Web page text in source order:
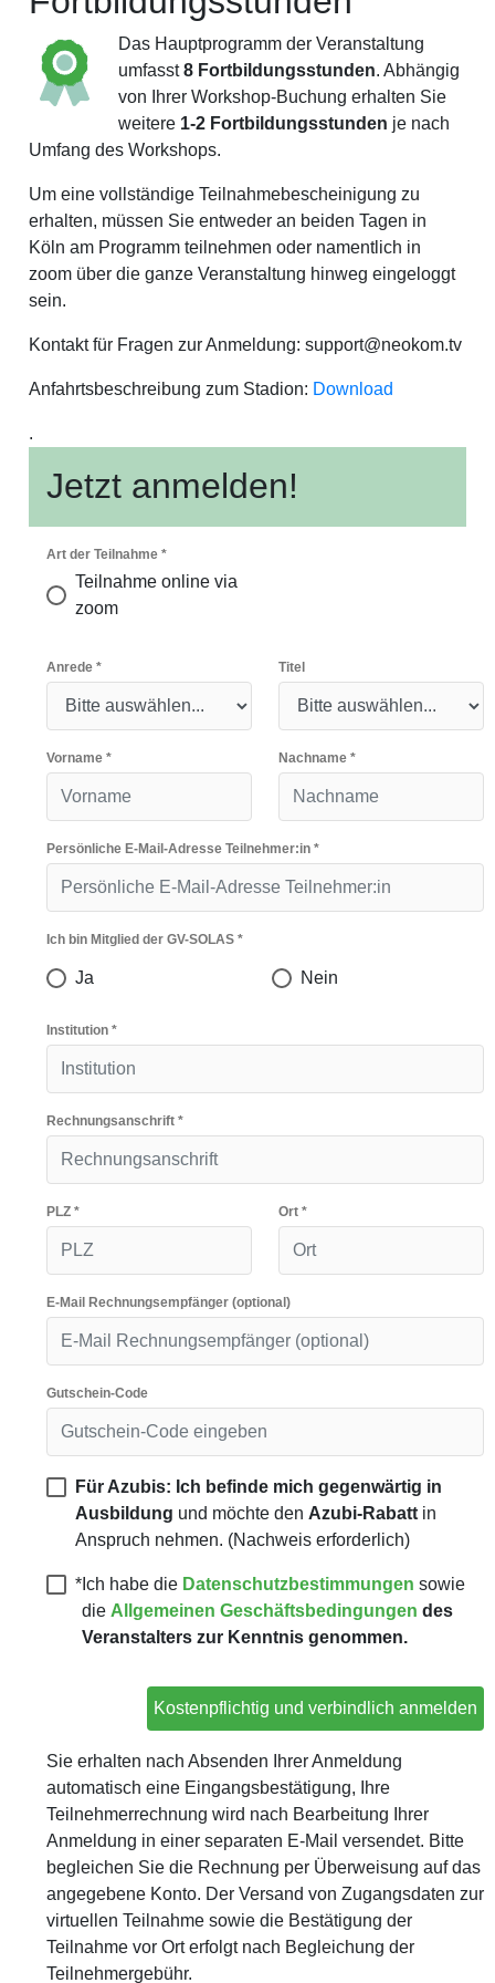
Das Hauptprogramm der Veranstaltung
umfasst8 Fortbildungsstunden. Abhängig
von Ihrer Workshop-Buchung erhalten Sie
weitere 1-2 Fortbildungsstunden je nach
Umfang des Workshops.
Um eine vollständige Teilnahmebescheinigung zu
erhalten, müssen Sie entweder an beiden Tagen in
Köln am Programm teilnehmen oder namentlich in
zoom über die ganze Veranstaltung hinweg eingeloggt
sein.
Kontakt für Fragen zur Anmeldung: support@neokom.tv
Anfahrtsbeschreibung zum Stadion: Download
.
Jetzt anmelden!
Art der Teilnahme *
Teilnahme online via
zoom
Anrede * Titel
Vorname * Nachname *
Persönliche E-Mail-Adresse Teilnehmer:in *
Ich bin Mitglied der GV-SOLAS *
Ja Nein
Institution *
Rechnungsanschrift *
PLZ * Ort *
E-Mail Rechnungsempfänger (optional)
Gutschein-Code
Für Azubis: Ich befinde mich gegenwärtig in
Ausbildung und möchte den Azubi-Rabatt in
Anspruch nehmen. (Nachweis erforderlich)
* Ich habe die Datenschutzbestimmungen sowie
die Allgemeinen Geschäftsbedingungen des
Veranstalters zur Kenntnis genommen.
Kostenpflichtig und verbindlich anmelden
Sie erhalten nach Absenden Ihrer Anmeldung
automatisch eine Eingangsbestätigung, Ihre
Teilnehmerrechnung wird nach Bearbeitung Ihrer
Anmeldung in einer separaten E-Mail versendet. Bitte
begleichen Sie die Rechnung per Überweisung auf das
angegebene Konto. Der Versand von Zugangsdaten zur
virtuellen Teilnahme sowie die Bestätigung der
Teilnahme vor Ort erfolgt nach Begleichung der
Teilnehmergebühr.